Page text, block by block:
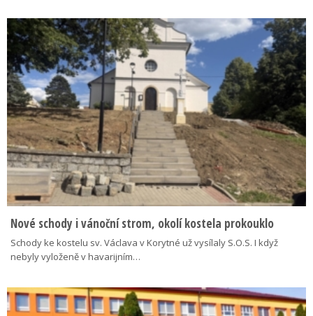
Nové schody i vánoční strom, okolí kostela prokouklo
Schody ke kostelu sv. Václava v Korytné už vysílaly S.O.S. I když
nebyly vyloženě v havarijním…